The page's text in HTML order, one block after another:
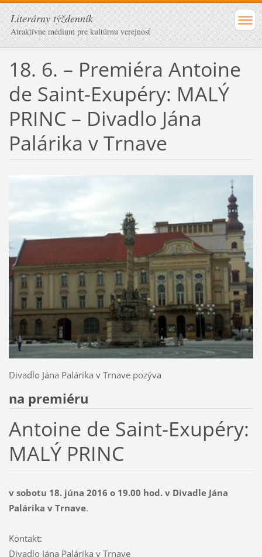
Literárny týždenník
Atraktívne médium pre kultúrnu verejnosť
18. 6. – Premiéra Antoine
de Saint-Exupéry: MALÝ
PRINC – Divadlo Jána
Palárika v Trnave
Divadlo Jána Palárika v Trnave pozýva
na premiéru
Antoine de Saint-Exupéry:
MALÝ PRINC
v sobotu 18. júna 2016 o 19.00 hod. v Divadle Jána
Palárika v Trnave.
Kontakt:
Divadlo Jána Palárika v Trnave